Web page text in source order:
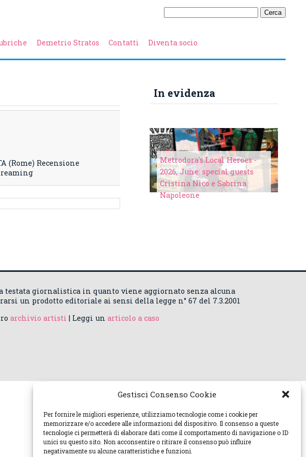
Gestisci Consenso Cookie
Per fornire le migliori esperienze, utilizziamo tecnologie come i cookie per
memorizzare e/o accedere alle informazioni del dispositivo. Il consenso a queste
tecnologie ci permetterà di elaborare dati come il comportamento di navigazione o ID
unici su questo sito. Non acconsentire o ritirare il consenso può influire
negativamente su alcune caratteristiche e funzioni.
Demetrio Stratos Contatti Diventa socio
(Rome) Recensione
In evidenza
Metrodora's Local Heroes -
2026, June: special guests
Cristina Nico e Sabrina
Napoleone
testata giornalistica in quanto viene aggiornato senza alcuna
un prodotto editoriale ai sensi della legge n° 67 del 7.3.2001
archivio artisti | Leggi un articolo a caso